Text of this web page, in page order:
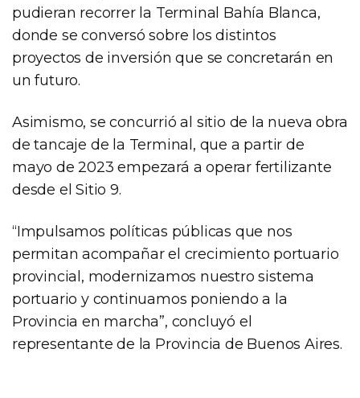
pudieran recorrer la Terminal Bahía Blanca,
donde se conversó sobre los distintos
proyectos de inversión que se concretarán en
un futuro.
Asimismo, se concurrió al sitio de la nueva obra
de tancaje de la Terminal, que a partir de
mayo de 2023 empezará a operar fertilizante
desde el Sitio 9.
“Impulsamos políticas públicas que nos
permitan acompañar el crecimiento portuario
provincial, modernizamos nuestro sistema
portuario y continuamos poniendo a la
Provincia en marcha”, concluyó el
representante de la Provincia de Buenos Aires.